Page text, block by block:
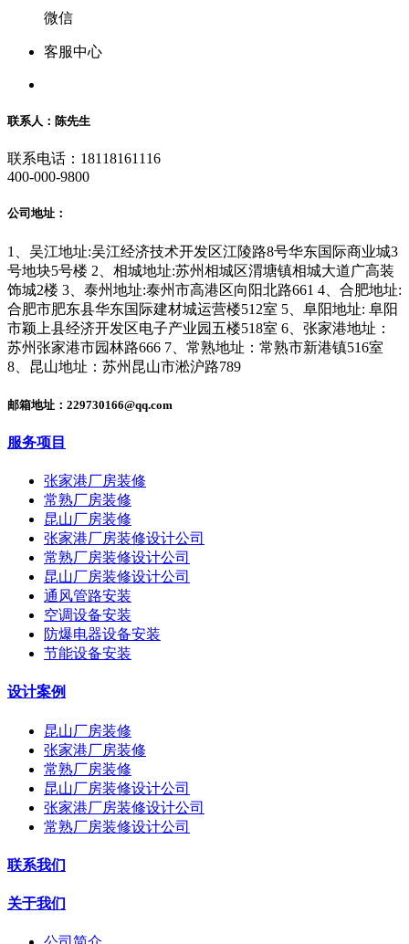
微信
客服中心
联系人：陈先生
联系电话：18118161116
400-000-9800
公司地址：
1、吴江地址:吴江经济技术开发区江陵路8号华东国际商业城3
号地块5号楼 2、相城地址:苏州相城区渭塘镇相城大道广高装
饰城2楼 3、泰州地址:泰州市高港区向阳北路661 4、合肥地址:
合肥市肥东县华东国际建材城运营楼512室 5、阜阳地址: 阜阳
市颖上县经济开发区电子产业园五楼518室 6、张家港地址：
苏州张家港市园林路666 7、常熟地址：常熟市新港镇516室
8、昆山地址：苏州昆山市淞沪路789
邮箱地址：229730166@qq.com
服务项目
张家港厂房装修
常熟厂房装修
昆山厂房装修
张家港厂房装修设计公司
常熟厂房装修设计公司
昆山厂房装修设计公司
通风管路安装
空调设备安装
防爆电器设备安装
节能设备安装
设计案例
昆山厂房装修
张家港厂房装修
常熟厂房装修
昆山厂房装修设计公司
张家港厂房装修设计公司
常熟厂房装修设计公司
联系我们
关于我们